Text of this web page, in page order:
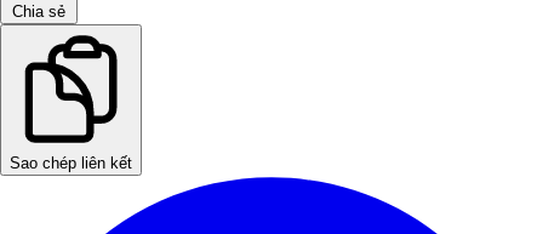
Chia sẻ
Sao chép liên kết